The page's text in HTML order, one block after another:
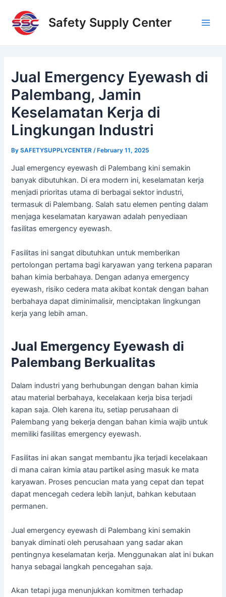
content
Safety Supply Center
Jual Emergency Eyewash di
Palembang, Jamin
Keselamatan Kerja di
Lingkungan Industri
BySAFETYSUPPLYCENTER/ February 11, 2025
Jual emergency eyewash di Palembang kini semakin
banyak dibutuhkan. Di era modern ini, keselamatan kerja
menjadi prioritas utama di berbagai sektor industri,
termasuk di Palembang. Salah satu elemen penting dalam
menjaga keselamatan karyawan adalah penyediaan
fasilitas emergency eyewash.
Fasilitas ini sangat dibutuhkan untuk memberikan
pertolongan pertama bagi karyawan yang terkena paparan
bahan kimia berbahaya. Dengan adanya emergency
eyewash, risiko cedera mata akibat kontak dengan bahan
berbahaya dapat diminimalisir, menciptakan lingkungan
kerja yang lebih aman.
Jual Emergency Eyewash di
Palembang Berkualitas
Dalam industri yang berhubungan dengan bahan kimia
atau material berbahaya, kecelakaan kerja bisa terjadi
kapan saja. Oleh karena itu, setiap perusahaan di
Palembang yang bekerja dengan bahan kimia wajib untuk
memiliki fasilitas emergency eyewash.
Fasilitas ini akan sangat membantu jika terjadi kecelakaan
di mana cairan kimia atau partikel asing masuk ke mata
karyawan. Proses pencucian mata yang cepat dan tepat
dapat mencegah cedera lebih lanjut, bahkan kebutaan
permanen.
Jual emergency eyewash di Palembang kini semakin
banyak diminati oleh perusahaan yang sadar akan
pentingnya keselamatan kerja. Menggunakan alat ini bukan
hanya sebagai langkah pencegahan saja.
Akan tetapi juga menunjukkan komitmen terhadap
navigation